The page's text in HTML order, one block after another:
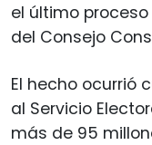
el último
del Consejo
El hecho ocurrió
al Servicio
más de 95